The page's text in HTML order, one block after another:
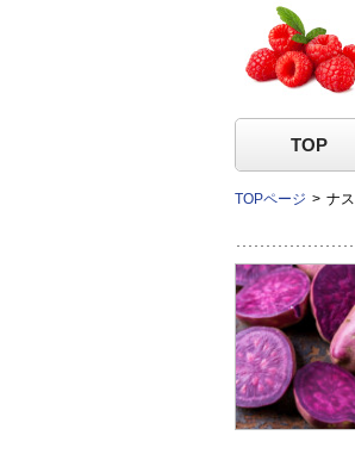
TOP
TOPページ ナス